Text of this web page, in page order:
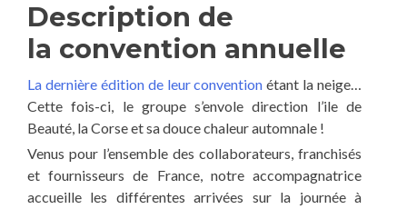
Description de
la convention annuelle
La dernière édition de leur convention étant la neige…
Cette fois-ci, le groupe s’envole direction l’ile de
Beauté, la Corse et sa douce chaleur automnale !
Venus pour l’ensemble des collaborateurs, franchisés
et fournisseurs de France, notre accompagnatrice
accueille les différentes arrivées sur la journée à